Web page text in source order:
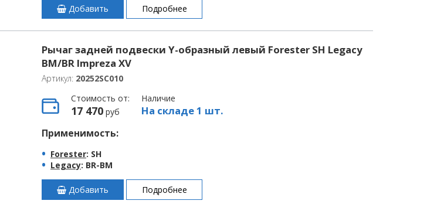
Добавить Подробнее
Рычаг задней подвески Y-образный левый Forester SH Legacy
BM/BR Impreza XV
Артикул: 20252SC010
Стоимость от:
17 470руб
Наличие
На складе 1 шт.
Применимость:
Forester: SH
Legacy: BR-BM
Добавить Подробнее